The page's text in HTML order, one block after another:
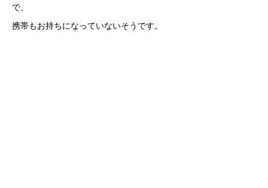
で、
携帯もお持ちになっていないそうです。